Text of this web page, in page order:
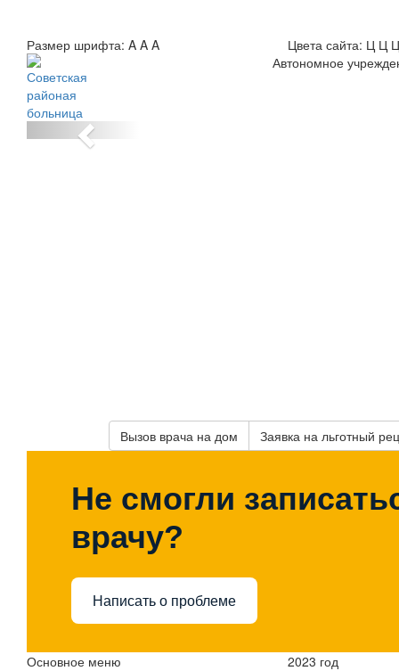
Размер шрифта: A A A Цвета сайта: Ц Ц Ц
Автономное
Вызов врача на дом Заявка на льготный
Не смогли
врачу?
Написать о проблеме
Основное меню
2023 год